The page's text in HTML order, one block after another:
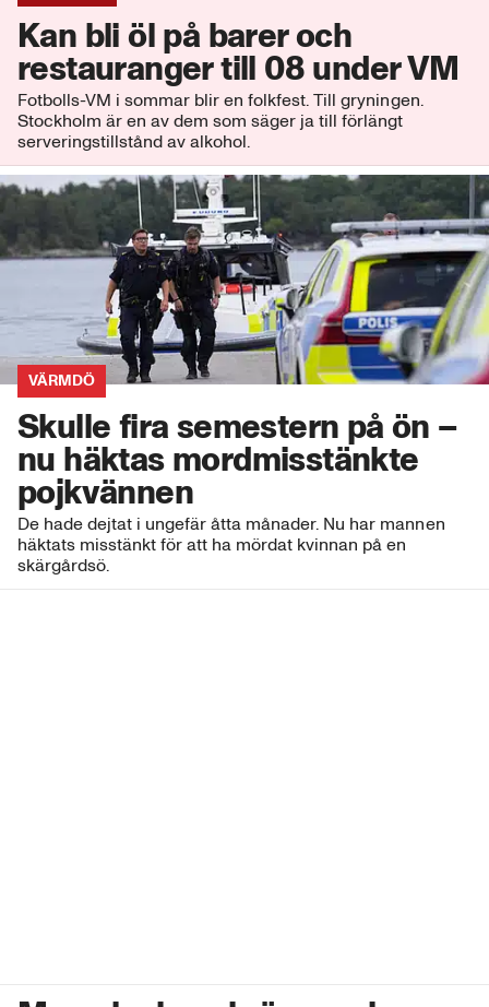
Kan bli öl på barer och
restauranger till 08 under VM
Fotbolls-VM i sommar blir en folkfest. Till gryningen.
Stockholm är en av dem som säger ja till förlängt
serveringstillstånd av alkohol.
VÄRMDÖ
Skulle fira semestern på ön –
nu häktas mordmisstänkte
pojkvännen
De hade dejtat i ungefär åtta månader. Nu har mannen
häktats misstänkt för att ha mördat kvinnan på en
skärgårdsö.